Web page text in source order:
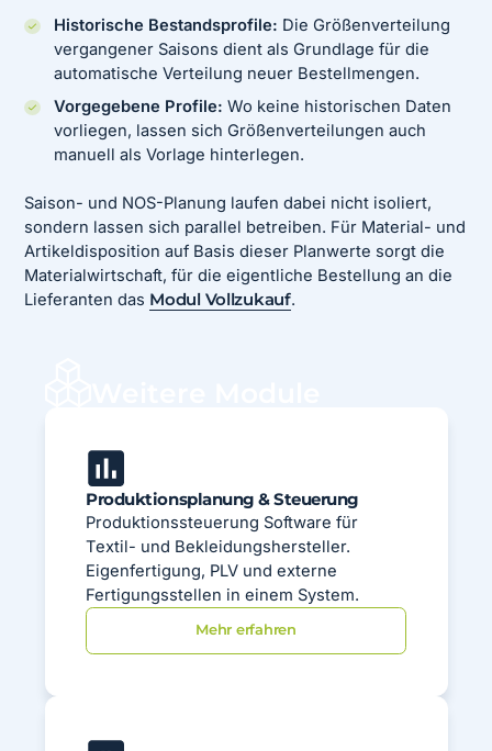
Historische Bestandsprofile: Die Größenverteilung
vergangener Saisons dient als Grundlage für die
automatische Verteilung neuer Bestellmengen.
Vorgegebene Profile: Wo keine historischen Daten
vorliegen, lassen sich Größenverteilungen auch
manuell als Vorlage hinterlegen.
Saison- und NOS-Planung laufen dabei nicht isoliert,
sondern lassen sich parallel betreiben. Für Material- und
Artikeldisposition auf Basis dieser Planwerte sorgt die
Materialwirtschaft, für die eigentliche Bestellung an die
Lieferanten das Modul Vollzukauf.
Produktionsplanung & Steuerung
Produktionssteuerung Software für
Textil- und Bekleidungshersteller.
Eigenfertigung, PLV und externe
Fertigungsstellen in einem System.
Mehr erfahren